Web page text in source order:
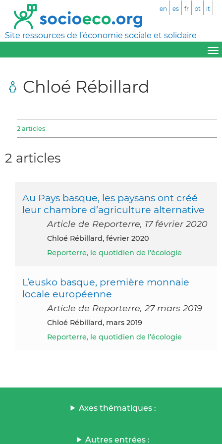
Site ressources de l’économie sociale et solidaire
en es fr pt it
Chloé Rébillard
2 articles
2 articles
Au Pays basque, les paysans ont créé
leur chambre d’agriculture alternative
Article de Reporterre, 17 février 2020
Chloé Rébillard, février 2020
Reporterre, le quotidien de l’écologie
L’eusko basque, première monnaie
locale européenne
Article de Reporterre, 27 mars 2019
Chloé Rébillard, mars 2019
Reporterre, le quotidien de l’écologie
Axes thématiques :
Autres entrées :